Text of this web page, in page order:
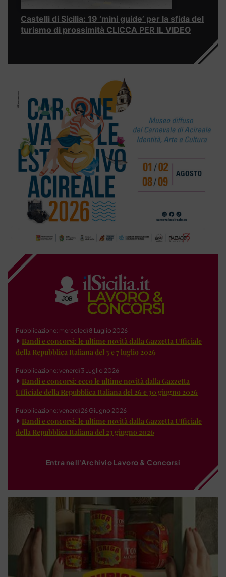
Castelli di Sicilia: 19 ‘mini guide’ per la sfida del
turismo di prossimità CLICCA PER IL VIDEO
Pubblicazione: mercoledì 8 Luglio 2026
Bandi e concorsi: le ultime novità dalla Gazzetta Ufficiale
della Repubblica Italiana del 3 e 7 luglio 2026
Pubblicazione: venerdì 3 Luglio 2026
Bandi e concorsi: ecco le ultime novità dalla Gazzetta
Ufficiale della Repubblica Italiana del 26 e 30 giugno 2026
Pubblicazione: venerdì 26 Giugno 2026
Bandi e concorsi: le ultime novità dalla Gazzetta Ufficiale
della Repubblica Italiana del 23 giugno 2026
Entra nell'Archivio Lavoro & Concorsi